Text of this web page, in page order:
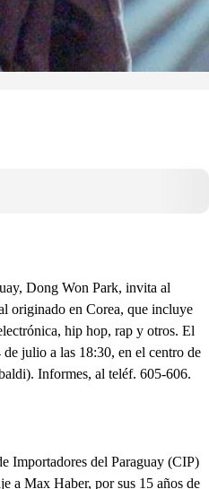
Dong Won Park, invita al
originado en Corea, que incluye
hip hop, rap y otros. El
julio a las 18:30, en el centro de
Informes, al teléf. 605-606.
Importadores del Paraguay (CIP)
a Max Haber, por sus 15 años de